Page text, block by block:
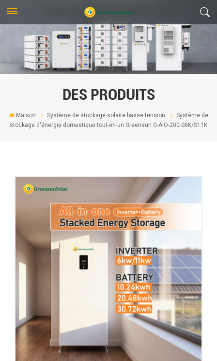
DES PRODUITS
Maison Système de stockage solaire basse tension
Système de
stockage d'énergie domestique tout-en-un Greensun G-AIO-200-S6K/S11K